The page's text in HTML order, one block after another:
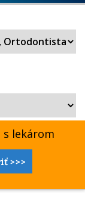
lekárom
>>>